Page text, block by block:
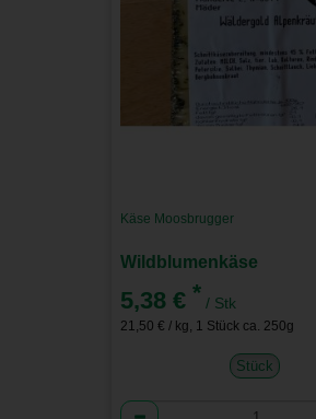
Käse Moosbrugger
Wildblumenkäse
5,38 € * / Stk
21,50 € / kg, 1 Stück ca. 250g
Stück
Anzahl